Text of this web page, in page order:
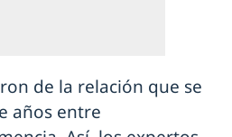
de la relación que se
años entre